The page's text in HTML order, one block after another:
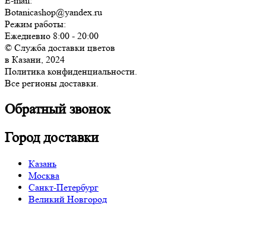
Botanicashop@yandex.ru
Режим работы:
Ежедневно 8:00 - 20:00
© Служба доставки цветов
в Казани, 2024
Политика конфиденциальности.
Все регионы доставки.
Обратный звонок
Город доставки
Казань
Москва
Санкт-Петербург
Великий Новгород